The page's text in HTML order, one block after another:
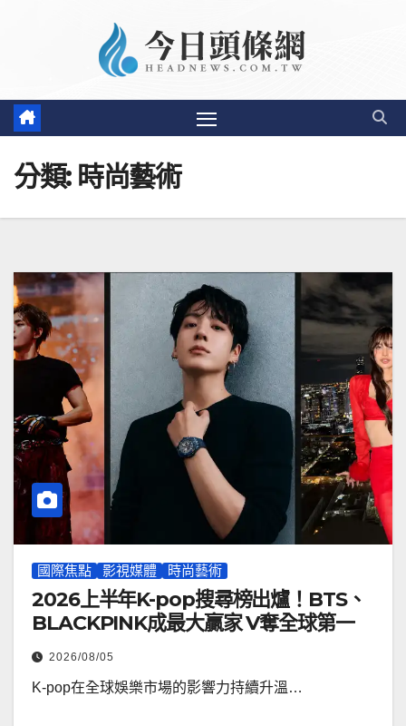
分類: 時尚藝術
國際焦點 影視媒體 時尚藝術
2026上半年K-pop搜尋榜出爐！BTS、
BLACKPINK成最大贏家 V奪全球第一
2026/08/05
K-pop在全球娛樂市場的影響力持續升溫…